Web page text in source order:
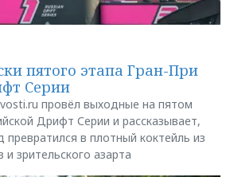
пятого этапа Гран-При
Серии
провёл выходные на пятом
Дрифт Серии и рассказывает,
превратился в плотный коктейль из
зрительского азарта